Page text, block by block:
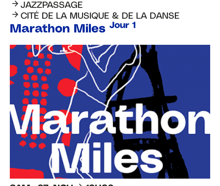
JAZZPASSAGE
CITÉ DE LA MUSIQUE & DE LA DANSE
Marathon Miles Jour 1